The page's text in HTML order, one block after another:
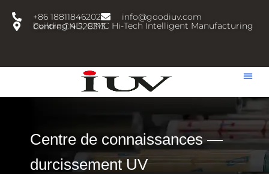
+86 18811846202
info@goodiuv.com
building 4D, CIMC Hi-Tech Intelligent Manufacturing Centre,CN 528313
Centre de connaissances —
durcissement UV